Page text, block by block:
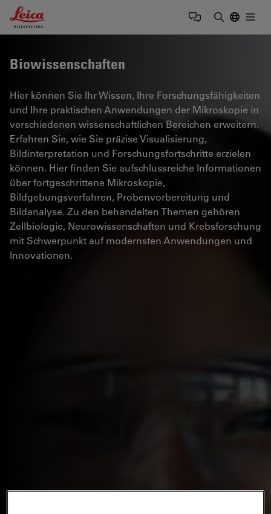
Leica Microsystems Logo
Biowissenschaften
Hier können Sie Ihr Wissen, Ihre Forschungsfähigkeiten
und Ihre praktischen Anwendungen der Mikroskopie in
verschiedenen wissenschaftlichen Bereichen erweitern.
Erfahren Sie, wie Sie präzise Visualisierung,
Bildinterpretation und Forschungsfortschritte erzielen
können. Hier finden Sie aufschlussreiche Informationen
über fortgeschrittene Mikroskopie,
Bildgebungsverfahren, Probenvorbereitung und
Bildanalyse. Zu den behandelten Themen gehören
Zellbiologie, Neurowissenschaften und Krebsforschung
mit Schwerpunkt auf modernsten Anwendungen und
Innovationen.